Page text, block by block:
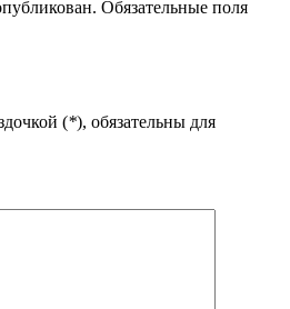
Обязательные поля
(*), обязательны для